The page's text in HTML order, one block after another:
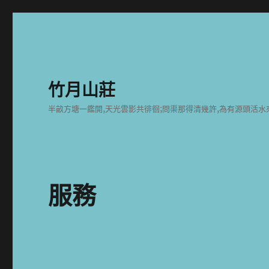
竹月山莊
半畝方塘一鑑開,天光雲影共徘徊;問渠那得清幾許,為有源頭活水
服務